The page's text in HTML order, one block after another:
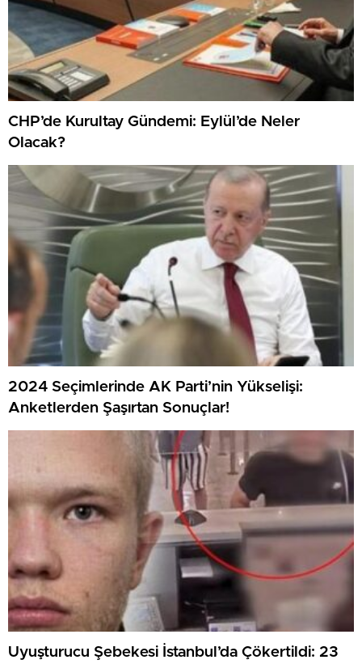
CHP’de Kurultay Gündemi: Eylül’de Neler
Olacak?
2024 Seçimlerinde AK Parti’nin Yükselişi:
Anketlerden Şaşırtan Sonuçlar!
Uyuşturucu Şebekesi İstanbul’da Çökertildi: 23